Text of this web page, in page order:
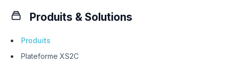
Produits & Solutions
Produits
Plateforme XS2C